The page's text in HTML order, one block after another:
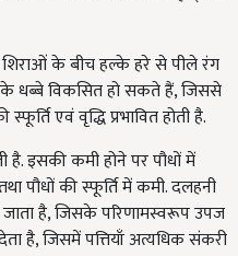
शिराओं के बीच हल्के हरे से पीले रंग
के धब्बे विकसित हो सकते हैं, जिससे
एवं वृद्धि प्रभावित होती है.
है. इसकी कमी होने पर पौधों में
पौधों की स्फूर्ति में कमी. दलहनी
है, जिसके परिणामस्वरूप उपज
है, जिसमें पत्तियाँ अत्यधिक संकरी